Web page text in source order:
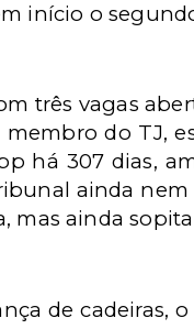
início o
três vagas
do TJ,
há 307 dias,
ainda
mas ainda
de cadeiras,